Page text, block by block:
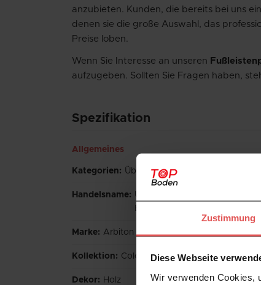
Zustimmung
Diese Webseite
Wir verwenden Cookies,
anzubieten. Kunden, die bereits bei uns
denen sie die große Auswahl, das
Preise loben.
Wenn Sie Interesse an unseren
aufzugeben. Sollten Sie Fragen haben,
Spezifikation
Allgemeines
Kategorien: Übergangsleisten
Handelsname: Übergangsprofil Arbiton CS22
Boden
Marke: Arbiton
Kollektion: Color system
Dekor: Holz